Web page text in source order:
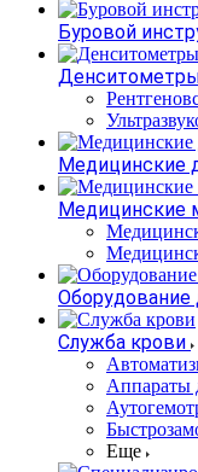
Буровой
Медицинские
Медицинские
Оборудование
Служба крови
Аппараты
Еще